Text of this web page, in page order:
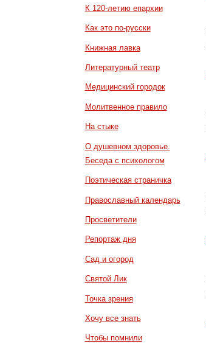
К 120-летию епархии
Как это по-русски
Книжная лавка
Литературный театр
Медицинский городок
Молитвенное правило
На стыке
О душевном здоровье.
Беседа с психологом
Поэтическая страничка
Православный календарь
Просветители
Репортаж дня
Сад и огород
Святой Лик
Точка зрения
Хочу все знать
Чтобы помнили